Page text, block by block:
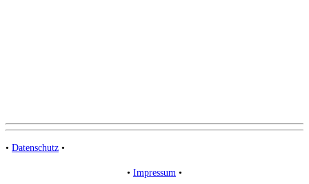
• Datenschutz •
• Impressum •